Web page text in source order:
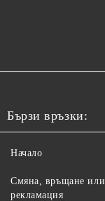
Бързи връзки:
Начало
Смяна, връщане или
рекламация